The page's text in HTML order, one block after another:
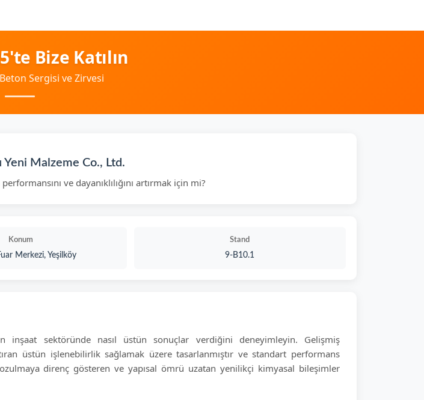
Bize Katılın
Beton Sergisi ve Zirvesi
Yeni Malzeme Co., Ltd.
ve dayanıklılığını artırmak için mi?
Konum
Merkezi, Yeşilköy
Stand
9-B10.1
sektöründe nasıl üstün sonuçlar verdiğini deneyimleyin. Gelişmiş
üstün işlenebilirlik sağlamak üzere tasarlanmıştır ve standart performans
direnç gösteren ve yapısal ömrü uzatan yenilikçi kimyasal bileşimler